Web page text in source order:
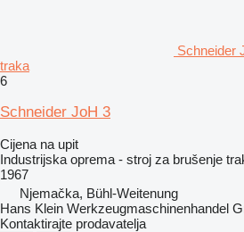
Schneider
traka
6
Schneider JoH 3
Cijena na upit
Industrijska oprema - stroj za brušenje
1967
Njemačka, Bühl-Weitenung
Hans Klein Werkzeugmaschinenhandel
Kontaktirajte prodavatelja